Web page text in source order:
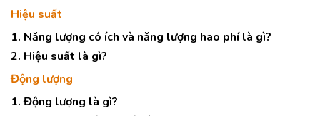
Hiệu suất
1. Năng lượng có ích và năng lượng hao phí là gì?
2. Hiệu suất là gì?
Động lượng
1. Động lượng là gì?